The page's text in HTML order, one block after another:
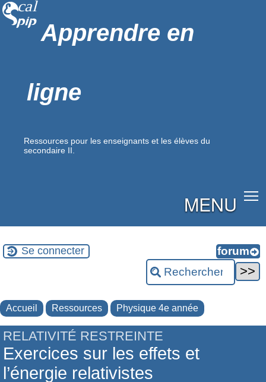
Apprendre en
ligne
Ressources pour les enseignants et les élèves du
secondaire II.
MENU
Se connecter
Accueil Ressources Physique 4e année
RELATIVITÉ RESTREINTE
Exercices sur les effets et
l’énergie relativistes